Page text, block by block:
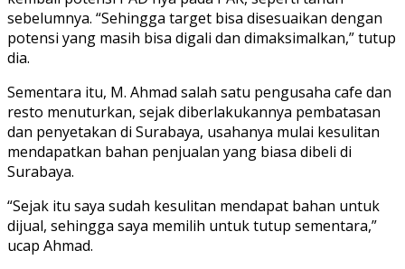
sebelumnya. “Sehingga target bisa disesuaikan dengan
potensi yang masih bisa digali dan dimaksimalkan,” tutup
dia.
Sementara itu, M. Ahmad salah satu pengusaha cafe dan
resto menuturkan, sejak diberlakukannya pembatasan
dan penyetakan di Surabaya, usahanya mulai kesulitan
mendapatkan bahan penjualan yang biasa dibeli di
Surabaya.
“Sejak itu saya sudah kesulitan mendapat bahan untuk
dijual, sehingga saya memilih untuk tutup sementara,”
ucap Ahmad.